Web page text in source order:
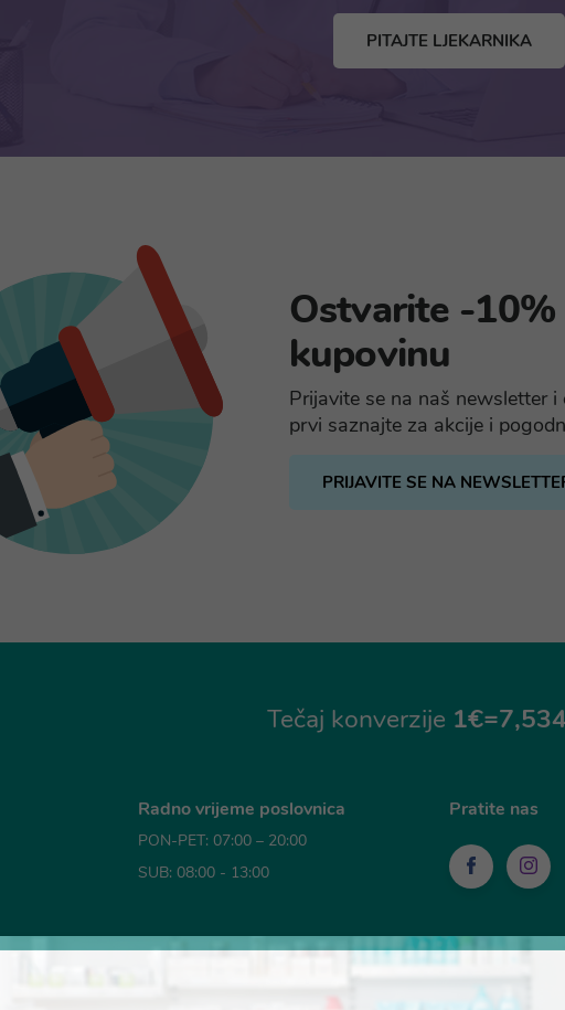
PITAJTE LJEKARNIKA
Ostvarite -
kupovinu
Prijavite se na naš newsletter
prvi saznajte za akcije i
PRIJAVITE SE NA
Tečaj konverzije
Radno vrijeme poslovnica
PON-PET: 07:00 – 20:00
SUB: 08:00 - 13:00
Pratite nas
Mogućnosti plaćanja